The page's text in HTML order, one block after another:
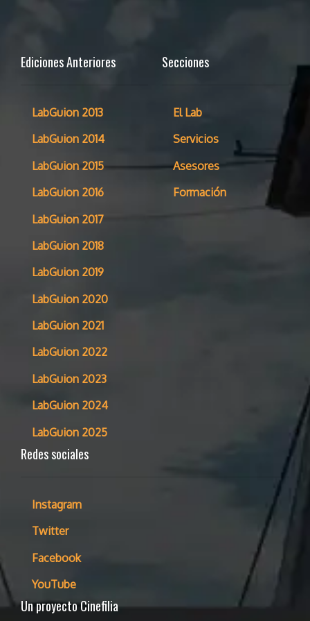
Ediciones Anteriores
LabGuion 2013
LabGuion 2014
LabGuion 2015
LabGuion 2016
LabGuion 2017
LabGuion 2018
LabGuion 2019
LabGuion 2020
LabGuion 2021
LabGuion 2022
LabGuion 2023
LabGuion 2024
LabGuion 2025
Secciones
El Lab
Servicios
Asesores
Formación
Redes sociales
Instagram
Twitter
Facebook
YouTube
Un proyecto Cinefilia